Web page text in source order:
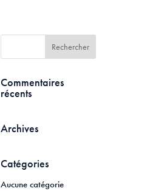
Commentaires
récents
Archives
Catégories
Aucune catégorie